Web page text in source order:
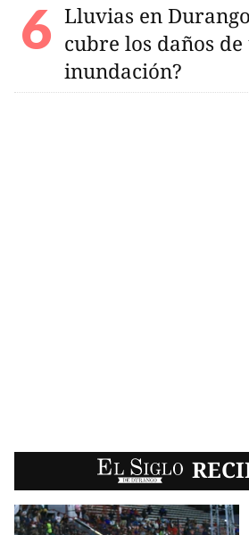
Lluvias en
cubre los daños
inundación?
EL SIGLO